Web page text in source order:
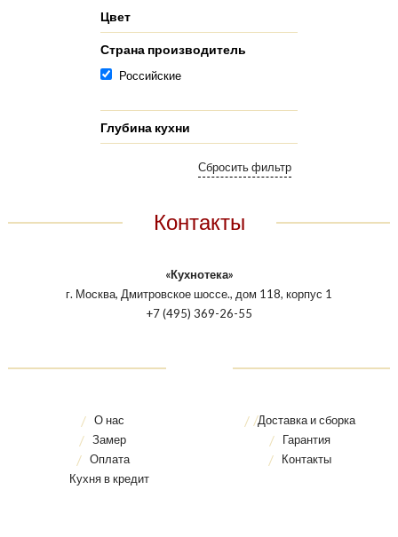
Цвет
Страна производитель
Российские
Глубина кухни
Контакты
«Кухнотека»
г. Москва, Дмитровское шоссе., дом 118, корпус 1
+7 (495) 369-26-55
О нас
Замер
Оплата
Кухня в кредит
Доставка и сборка
Гарантия
Контакты